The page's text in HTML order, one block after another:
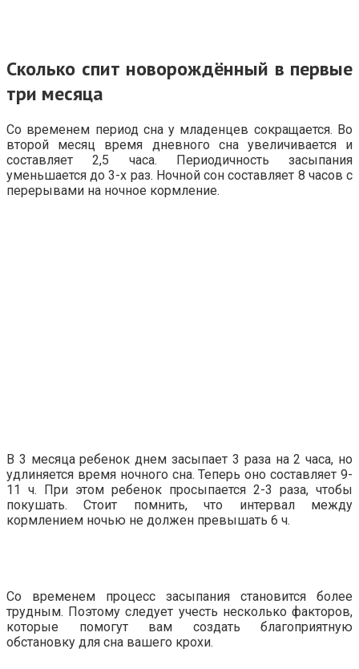
Сколько спит новорождённый в первые
три месяца
Со временем период сна у младенцев сокращается. Во
второй месяц время дневного сна увеличивается и
составляет 2,5 часа. Периодичность засыпания
уменьшается до 3-х раз. Ночной сон составляет 8 часов с
перерывами на ночное кормление.
В 3 месяца ребенок днем засыпает 3 раза на 2 часа, но
удлиняется время ночного сна. Теперь оно составляет 9-
11 ч. При этом ребенок просыпается 2-3 раза, чтобы
покушать. Стоит помнить, что интервал между
кормлением ночью не должен превышать 6 ч.
Со временем процесс засыпания становится более
трудным. Поэтому следует учесть несколько факторов,
которые помогут вам создать благоприятную
обстановку для сна вашего крохи.